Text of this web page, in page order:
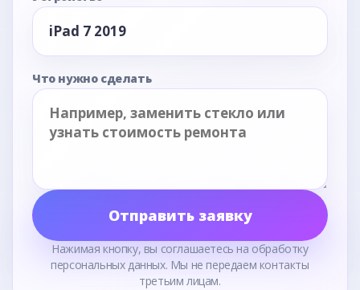
Что нужно сделать
Отправить заявку
Нажимая кнопку, вы соглашаетесь на обработку
персональных данных. Мы не передаем контакты
третьим лицам.